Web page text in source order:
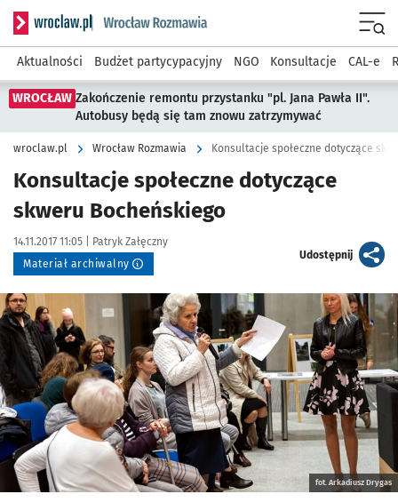
Serwis informacyjny wroclaw.pl podserwis: Rozmawia
Aktualności Budżet partycypacyjny NGO Konsultacje CAL-e
WROCŁAW Zakończenie remontu przystanku "pl. Jana Pawła II".
Autobusy będą się tam znowu zatrzymywać
wroclaw.pl Wrocław Rozmawia Konsultacje społeczne dotyczące
Konsultacje społeczne dotyczące
skweru Bocheńskiego
Data publikacji:
14.11.2017 11:05 | Autor:
Patryk Załęczny
Materiał archiwalny
Udostępnijartykuł
Kliknij, aby powiększyć
fot. Arkadiusz Drygas